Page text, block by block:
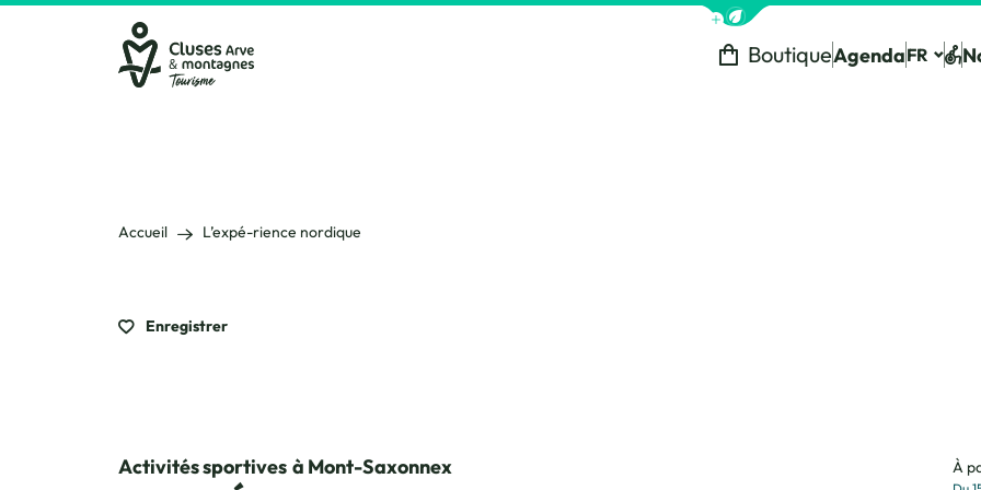
Afficher la barre de navigation
BoutiqueAgendaFR
Accueil L’expé-rience nordique
Enregistrer
Activités sportives à Mont-Saxonnex À